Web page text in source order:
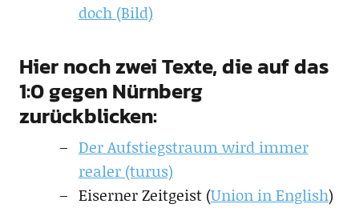
doch (Bild)
Hier noch zwei Texte, die auf das
1:0 gegen Nürnberg
zurückblicken:
Der Aufstiegstraum wird immer
realer (turus)
Eiserner Zeitgeist (Union in English)